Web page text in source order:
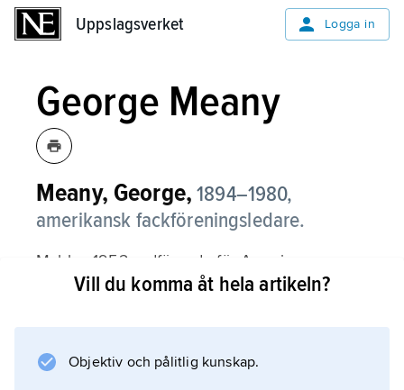
Uppslagsverket Logga in
George Meany
Meany, George, 1894–1980,
amerikansk fackföreningsledare.
M. blev 1952 ordförande för American
Federation of Labor (AFL). År 1955 lyckades
och valdes till den nya huvudorganisationens
Vill du komma åt hela artikeln?
Objektiv och pålitlig kunskap.